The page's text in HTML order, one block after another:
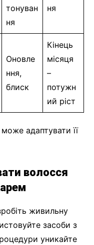
тонуван
ня
ня
Оновле
ння,
блиск
Кінець
місяця
–
потужн
ий ріст
адаптувати її
волосся
живильну
засоби з
уникайте